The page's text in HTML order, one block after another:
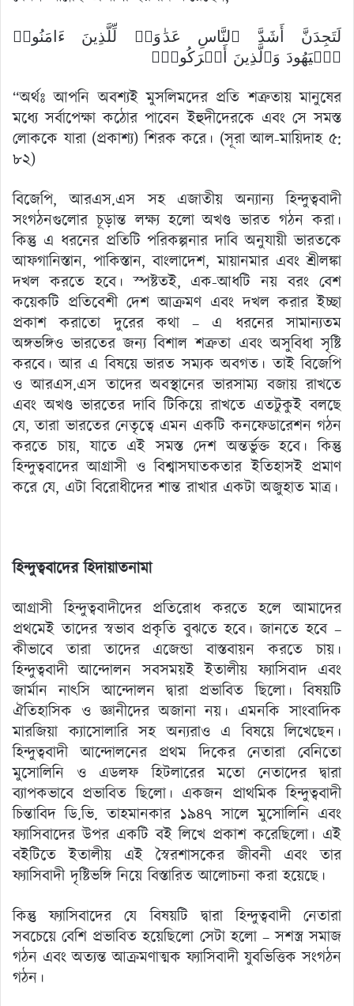
لَتَجِدَنَّ أَشَدَّ ٱلنَّاسِ عَدَ ٰ⁠وَةࣰ لِّلَّذِینَ ءَامَنُوا۟
ٱلۡیَهُودَ وَٱلَّذِینَ أَشۡرَكُوا۟ۖ
“অর্থঃ আপনি অবশ্যই মুসলিমদের প্রতি শত্রুতায় মানুষের
মধ্যে সর্বাপেক্ষা কঠোর পাবেন ইহুদীদেরকে এবং সে সমস্ত
লোককে যারা (প্রকাশ্য) শিরক করে। (সূরা আল-মায়িদাহ ৫:
৮২)
বিজেপি, আরএস.এস সহ এজাতীয় অন্যান্য হিন্দুত্ববাদী
সংগঠনগুলোর চূড়ান্ত লক্ষ্য হলো অখণ্ড ভারত গঠন করা।
কিন্তু এ ধরনের প্রতিটি পরিকল্পনার দাবি অনুযায়ী ভারতকে
আফগানিস্তান, পাকিস্তান, বাংলাদেশ, মায়ানমার এবং শ্রীলঙ্কা
দখল করতে হবে। স্পষ্টতই, এক-আধটি নয় বরং বেশ
কয়েকটি প্রতিবেশী দেশ আক্রমণ এবং দখল করার ইচ্ছা
প্রকাশ করাতো দুরের কথা – এ ধরনের সামান্যতম
অঙ্গভঙ্গিও ভারতের জন্য বিশাল শত্রুতা এবং অসুবিধা সৃষ্টি
করবে। আর এ বিষয়ে ভারত সম্যক অবগত। তাই বিজেপি
ও আরএস.এস তাদের অবস্থানের ভারসাম্য বজায় রাখতে
এবং অখণ্ড ভারতের দাবি টিকিয়ে রাখতে এতটুকুই বলছে
যে, তারা ভারতের নেতৃত্বে এমন একটি কনফেডারেশন গঠন
করতে চায়, যাতে এই সমস্ত দেশ অন্তর্ভুক্ত হবে। কিন্তু
হিন্দুত্ববাদের আগ্রাসী ও বিশ্বাসঘাতকতার ইতিহাসই প্রমাণ
করে যে, এটা বিরোধীদের শান্ত রাখার একটা অজুহাত মাত্র।
হিন্দুত্ববাদের হিদায়াতনামা
আগ্রাসী হিন্দুত্ববাদীদের প্রতিরোধ করতে হলে আমাদের
প্রথমেই তাদের স্বভাব প্রকৃতি বুঝতে হবে। জানতে হবে –
কীভাবে তারা তাদের এজেন্ডা বাস্তবায়ন করতে চায়।
হিন্দুত্ববাদী আন্দোলন সবসময়ই ইতালীয় ফ্যাসিবাদ এবং
জার্মান নাৎসি আন্দোলন দ্বারা প্রভাবিত ছিলো। বিষয়টি
ঐতিহাসিক ও জ্ঞানীদের অজানা নয়। এমনকি সাংবাদিক
মারজিয়া ক্যাসোলারি সহ অন্যরাও এ বিষয়ে লিখেছেন।
হিন্দুত্ববাদী আন্দোলনের প্রথম দিকের নেতারা বেনিতো
মুসোলিনি ও এডলফ হিটলারের মতো নেতাদের দ্বারা
ব্যাপকভাবে প্রভাবিত ছিলো। একজন প্রাথমিক হিন্দুত্ববাদী
চিন্তাবিদ ডি.ভি. তাহমানকার ১৯৪৭ সালে মুসোলিনি এবং
ফ্যাসিবাদের উপর একটি বই লিখে প্রকাশ করেছিলো। এই
বইটিতে ইতালীয় এই স্বৈরশাসকের জীবনী এবং তার
ফ্যাসিবাদী দৃষ্টিভঙ্গি নিয়ে বিস্তারিত আলোচনা করা হয়েছে।
কিন্তু ফ্যাসিবাদের যে বিষয়টি দ্বারা হিন্দুত্ববাদী নেতারা
সবচেয়ে বেশি প্রভাবিত হয়েছিলো সেটা হলো – সশস্ত্র সমাজ
গঠন এবং অত্যন্ত আক্রমণাত্মক ফ্যাসিবাদী যুবভিত্তিক সংগঠন
গঠন।